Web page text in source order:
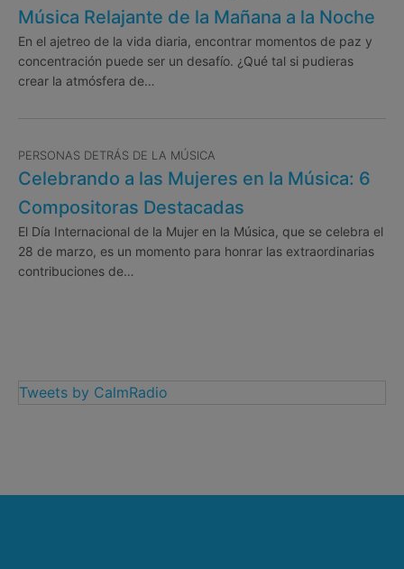
Música Relajante de la Mañana a la Noche
En el ajetreo de la vida diaria, encontrar momentos de paz y
concentración puede ser un desafío. ¿Qué tal si pudieras
crear la atmósfera de…
PERSONAS DETRÁS DE LA MÚSICA
Celebrando a las Mujeres en la Música: 6
Compositoras Destacadas
El Día Internacional de la Mujer en la Música, que se celebra el
28 de marzo, es un momento para honrar las extraordinarias
contribuciones de…
Tweets by CalmRadio